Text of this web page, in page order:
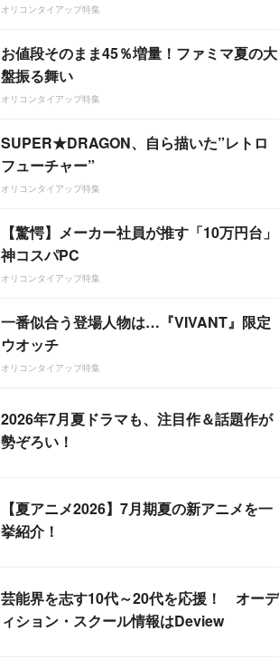
オリコンタイアップ特集
お値段そのまま45％増量！ファミマ夏の大
盤振る舞い
オリコンタイアップ特集
SUPER★DRAGON、自ら描いた”レトロ
フューチャー”
オリコンタイアップ特集
【驚愕】メーカー社員が推す「10万円台」
神コスパPC
オリコンタイアップ特集
一番似合う登場人物は…『VIVANT』限定
ウオッチ
オリコンタイアップ特集
2026年7月夏ドラマも、注目作＆話題作が
勢ぞろい！
【夏アニメ2026】7月期夏の新アニメを一
挙紹介！
芸能界を志す10代～20代を応援！ オーデ
ィション・スクール情報はDeview